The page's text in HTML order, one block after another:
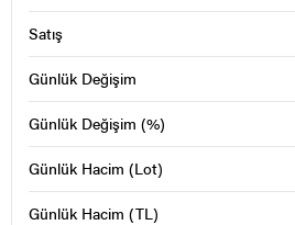
Satış
Günlük Değişim
Günlük Değişim (%)
Günlük Hacim (Lot)
Günlük Hacim (TL)